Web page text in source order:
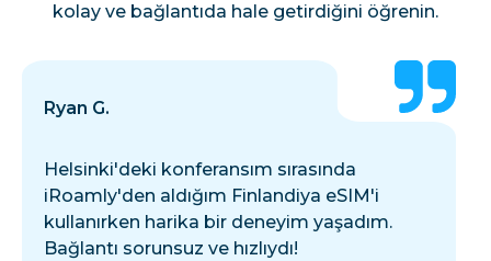
kolay ve bağlantıda hale getirdiğini öğrenin.
Ryan G.
Helsinki'deki konferansım sırasında
iRoamly'den aldığım Finlandiya eSIM'i
kullanırken harika bir deneyim yaşadım.
Bağlantı sorunsuz ve hızlıydı!